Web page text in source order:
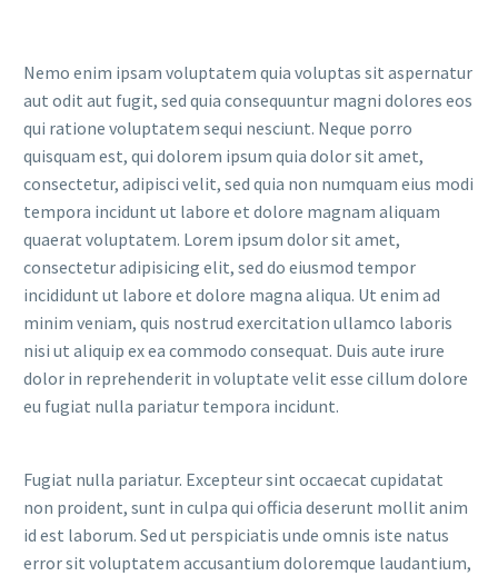
Nemo enim ipsam voluptatem quia voluptas sit aspernatur
aut odit aut fugit, sed quia consequuntur magni dolores eos
qui ratione voluptatem sequi nesciunt. Neque porro
quisquam est, qui dolorem ipsum quia dolor sit amet,
consectetur, adipisci velit, sed quia non numquam eius modi
tempora incidunt ut labore et dolore magnam aliquam
quaerat voluptatem. Lorem ipsum dolor sit amet,
consectetur adipisicing elit, sed do eiusmod tempor
incididunt ut labore et dolore magna aliqua. Ut enim ad
minim veniam, quis nostrud exercitation ullamco laboris
nisi ut aliquip ex ea commodo consequat. Duis aute irure
dolor in reprehenderit in voluptate velit esse cillum dolore
eu fugiat nulla pariatur tempora incidunt.
Fugiat nulla pariatur. Excepteur sint occaecat cupidatat
non proident, sunt in culpa qui officia deserunt mollit anim
id est laborum. Sed ut perspiciatis unde omnis iste natus
error sit voluptatem accusantium doloremque laudantium,